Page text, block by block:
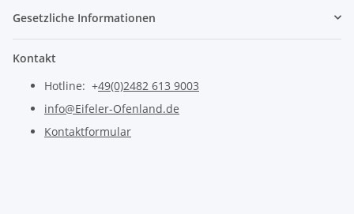
Gesetzliche Informationen
Kontakt
Hotline: +49(0)2482 613 9003
info@Eifeler-Ofenland.de
Kontaktformular